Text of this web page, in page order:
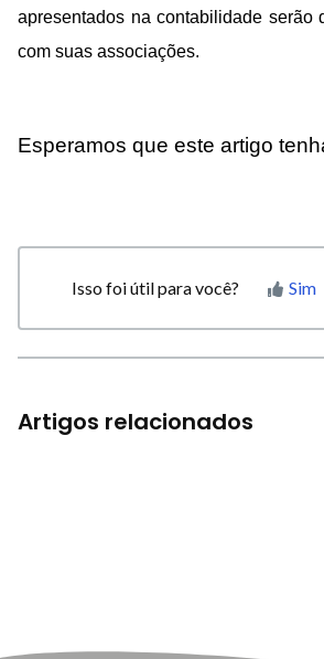
apresentados na contabilidade serão
com suas associações.
Esperamos que este artigo
Isso foi útil para você? Sim
Artigos relacionados